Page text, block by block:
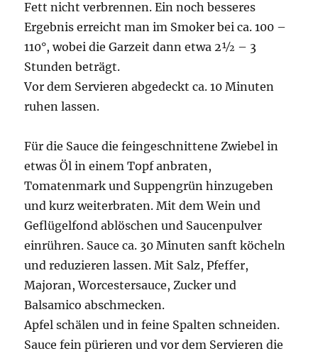
Fett nicht verbrennen. Ein noch besseres
Ergebnis erreicht man im Smoker bei ca. 100 –
110°, wobei die Garzeit dann etwa 2½ – 3
Stunden beträgt.
Vor dem Servieren abgedeckt ca. 10 Minuten
ruhen lassen.
Für die Sauce die feingeschnittene Zwiebel in
etwas Öl in einem Topf anbraten,
Tomatenmark und Suppengrün hinzugeben
und kurz weiterbraten. Mit dem Wein und
Geflügelfond ablöschen und Saucenpulver
einrühren. Sauce ca. 30 Minuten sanft köcheln
und reduzieren lassen. Mit Salz, Pfeffer,
Majoran, Worcestersauce, Zucker und
Balsamico abschmecken.
Apfel schälen und in feine Spalten schneiden.
Sauce fein pürieren und vor dem Servieren die